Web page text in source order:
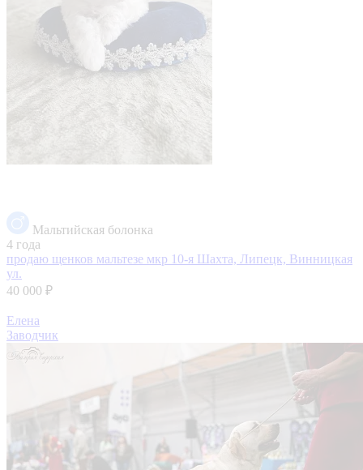
Мальтийская болонка
4 года
продаю щенков мальтезе мкр 10-я Шахта, Липецк, Винницкая
ул.
40 000 ₽
Елена
Заводчик